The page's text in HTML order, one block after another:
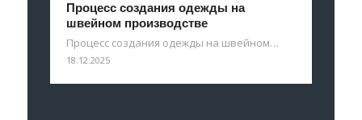
Процесс создания одежды на
швейном производстве
Процесс создания одежды на швейном…
18.12.2025